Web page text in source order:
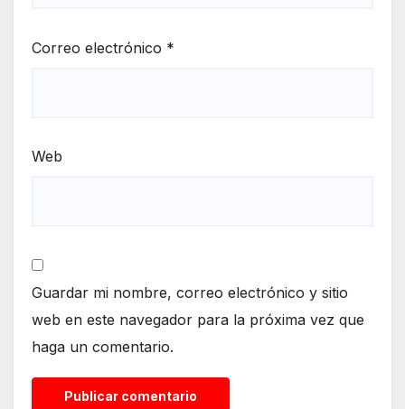
Correo electrónico *
Web
Guardar mi nombre, correo electrónico y sitio
web en este navegador para la próxima vez que
haga un comentario.